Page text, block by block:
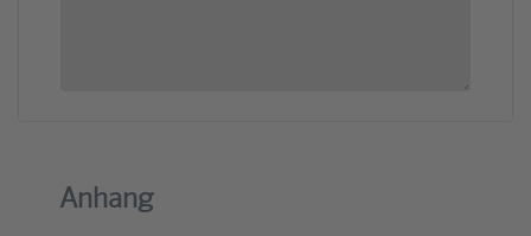
Anhang